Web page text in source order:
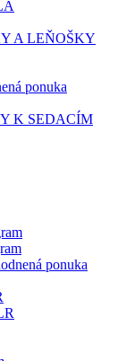
A LEŇOŠKY
ponuka
K SEDACÍM
ponuka